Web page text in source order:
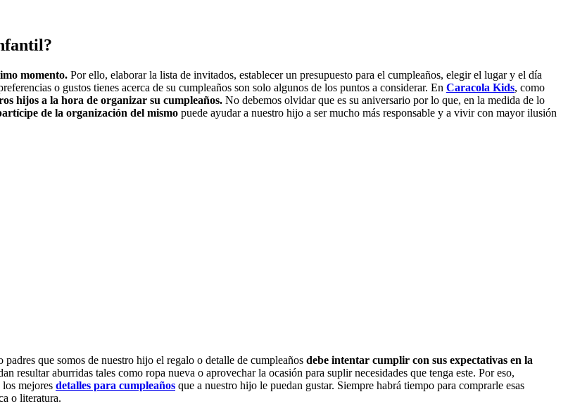
momento. Por ello, elaborar la lista de invitados, establecer un presupuesto para el cumpleaños, elegir el lugar y el día
o gustos tienes acerca de su cumpleaños son solo algunos de los puntos a considerar. En Caracola Kids, como
hijos a la hora de organizar su cumpleaños. No debemos olvidar que es su aniversario por lo que, en la medida de lo
de la organización del mismo puede ayudar a nuestro hijo a ser mucho más responsable y a vivir con mayor ilusión
padres que somos de nuestro hijo el regalo o detalle de cumpleaños debe intentar cumplir con sus expectativas en la
resultar aburridas tales como ropa nueva o aprovechar la ocasión para suplir necesidades que tenga este. Por eso,
mejores detalles para cumpleaños que a nuestro hijo le puedan gustar. Siempre habrá tiempo para comprarle esas
o literatura.